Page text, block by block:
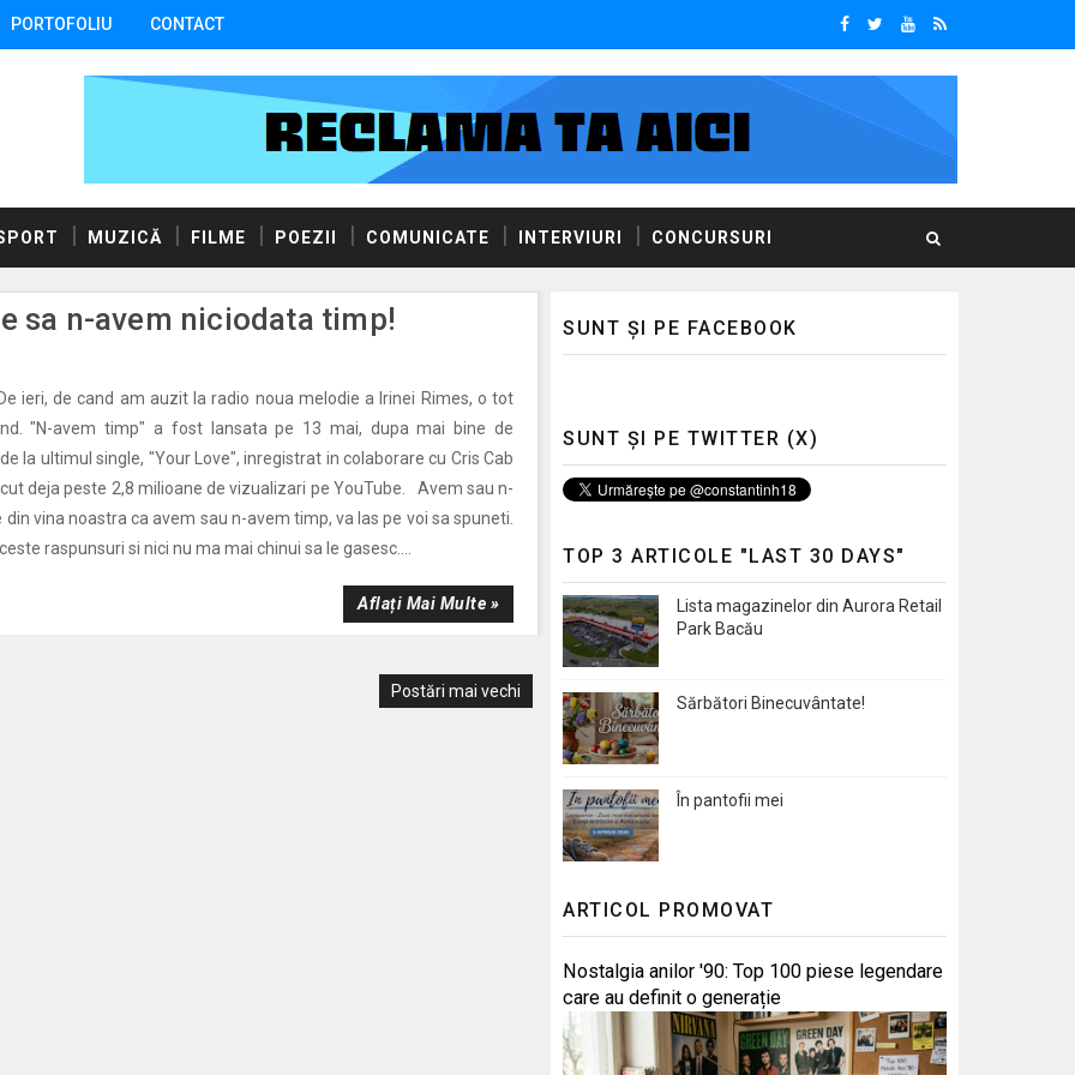
PORTOFOLIU CONTACT
MUZICĂ FILME POEZII COMUNICATE INTERVIURI CONCURSURI
sa n-avem niciodata timp!
ieri, de cand am auzit la radio noua melodie a Irinei Rimes, o tot
"N-avem timp" a fost lansata pe 13 mai, dupa mai bine de
la ultimul single, "Your Love", inregistrat in colaborare cu Cris Cab
deja peste 2,8 milioane de vizualizari pe YouTube. Avem sau n-
vina noastra ca avem sau n-avem timp, va las pe voi sa spuneti.
raspunsuri si nici nu ma mai chinui sa le gasesc....
Aflați Mai Multe »
Postări mai vechi
SUNT ȘI PE FACEBOOK
SUNT ȘI PE TWITTER (X)
TOP 3 ARTICOLE "LAST 30 DAYS"
Lista magazinelor din Aurora Retail
Park Bacău
Sărbători Binecuvântate!
În pantofii mei
ARTICOL PROMOVAT
Nostalgia anilor '90: Top 100 piese legendare
care au definit o generație